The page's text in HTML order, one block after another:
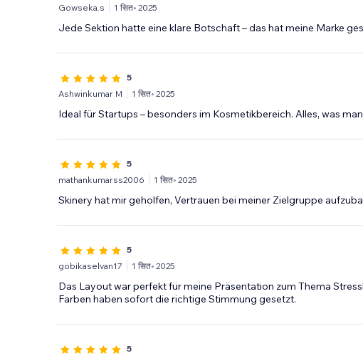
Gowseka.s
1 सित॰ 2025
Jede Sektion hatte eine klare Botschaft – das hat meine Marke
5
Ashwinkumar M
1 सित॰ 2025
Ideal für Startups – besonders im Kosmetikbereich. Alles, was
5
mathankumarss2006
1 सित॰ 2025
Skinery hat mir geholfen, Vertrauen bei meiner Zielgruppe
5
gobikaselvan17
1 सित॰ 2025
Das Layout war perfekt für meine Präsentation zum Thema
Farben haben sofort die richtige Stimmung gesetzt.
5